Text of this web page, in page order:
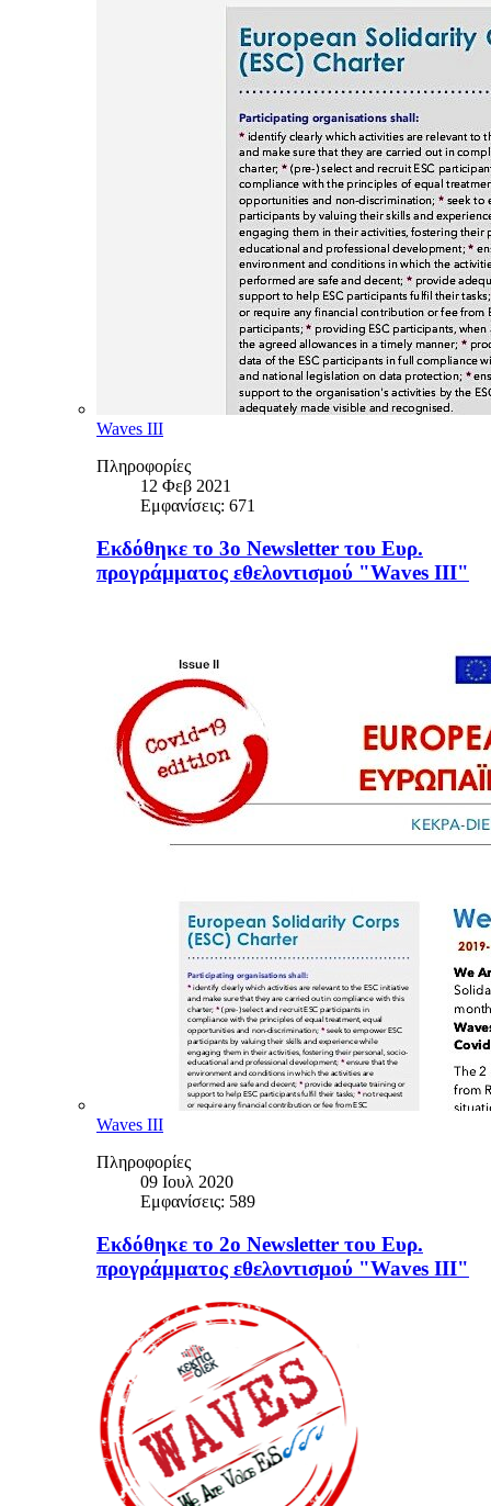
Waves III
Πληροφορίες
12 Φεβ 2021
Εμφανίσεις: 671
Εκδόθηκε το 3ο Newsletter του Ευρ.
προγράμματος εθελοντισμού "Waves III"
Waves III
Πληροφορίες
09 Ιουλ 2020
Εμφανίσεις: 589
Εκδόθηκε το 2ο Newsletter του Ευρ.
προγράμματος εθελοντισμού "Waves III"